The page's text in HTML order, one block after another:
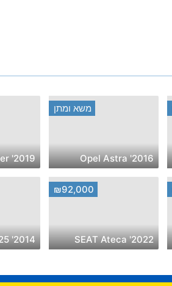
משא ומתן
2016' Opel Astra
2019' Subaru Forester
₪92,000
2022' SEAT Ateca
2014' Hyundai i25